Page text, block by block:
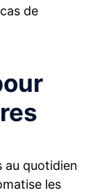
de
au quotidien
les